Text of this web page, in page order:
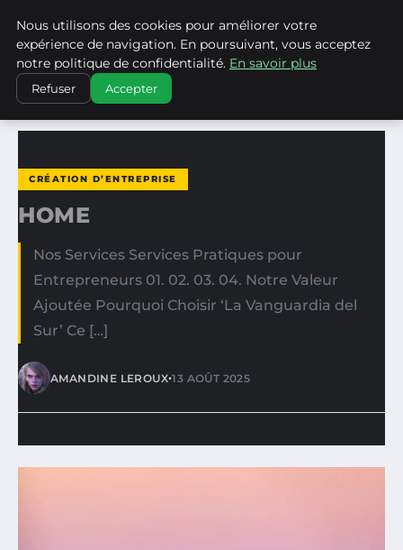
LA VANGUARDIA DEL SUR
ACCUEIL CRÉATION D’ENTREPRISE
CRÉATION D’ENTREPRISE
HOME
Nos Services Services Pratiques pour
Entrepreneurs 01. 02. 03. 04. Notre Valeur
Ajoutée Pourquoi Choisir ‘La Vanguardia del
Sur’ Ce […]
AMANDINE LEROUX•13 AOÛT 2025
Nous utilisons des cookies pour améliorer votre
expérience de navigation. En poursuivant, vous acceptez
notre politique de confidentialité. En savoir plus
Refuser Accepter